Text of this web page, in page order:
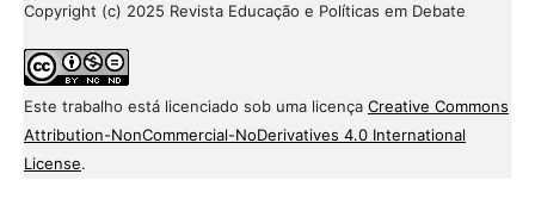
Copyright (c) 2025 Revista Educação e Políticas em Debate
Este trabalho está licenciado sob uma licença Creative Commons
Attribution-NonCommercial-NoDerivatives 4.0 International
License.